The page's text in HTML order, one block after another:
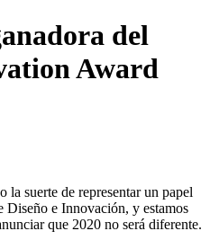
del
Award
la suerte de representar un papel
Diseño e Innovación, y estamos
que 2020 no será diferente.